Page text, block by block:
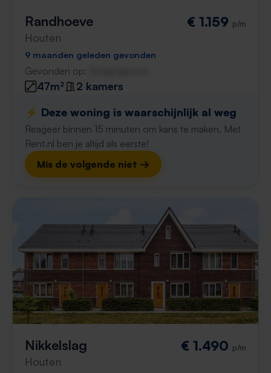
Randhoeve
Houten
€ 1.159 p/m
9 maanden geleden gevonden
Gevonden op:
47m²
2 kamers
⚡️ Deze woning is waarschijnlijk al weg
Reageer binnen 15 minuten om kans te maken. Met
Rent.nl ben je altijd als eerste!
Mis de volgende niet →
Nikkelslag
Houten
€ 1.490 p/m